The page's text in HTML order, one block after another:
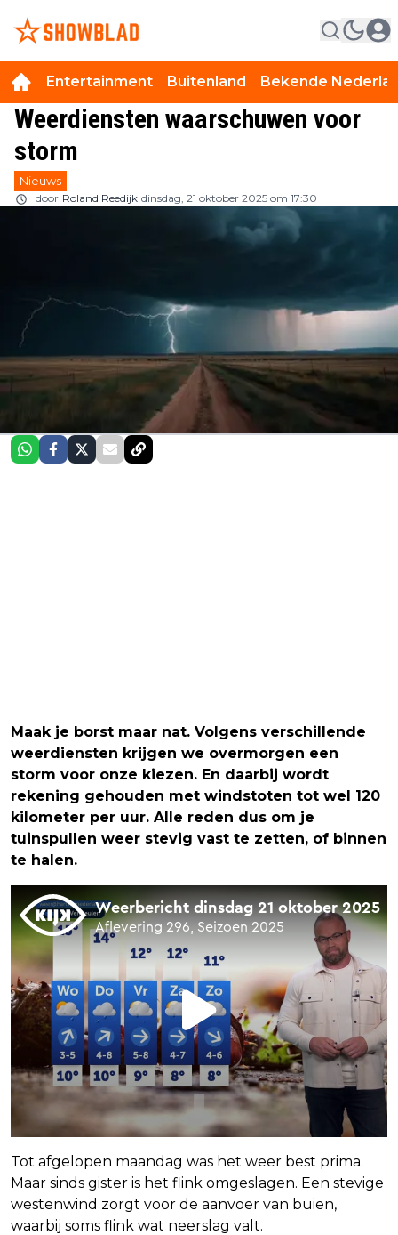
Entertainment Buitenland Bekende
Weerdiensten waarschuwen voor
storm
Nieuws
door Roland Reedijk dinsdag, 21 oktober 2025 om 17:30
Maak je borst maar nat. Volgens verschillende
weerdiensten krijgen we overmorgen een
storm voor onze kiezen. En daarbij wordt
rekening gehouden met windstoten tot wel 120
kilometer per uur. Alle reden dus om je
tuinspullen weer stevig vast te zetten, of binnen
te halen.
Tot afgelopen maandag was het weer best prima.
Maar sinds gister is het flink omgeslagen. Een stevige
westenwind zorgt voor de aanvoer van buien,
waarbij soms flink wat neerslag valt.